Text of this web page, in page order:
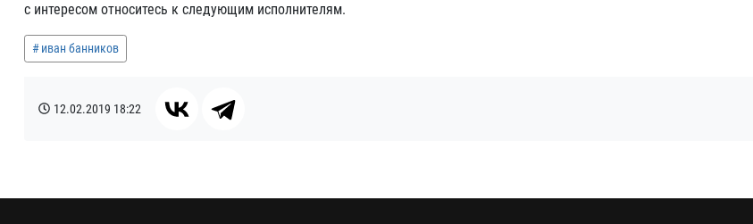
с интересом относитесь к следующим исполнителям.
иван банников
12.02.2019 18:22